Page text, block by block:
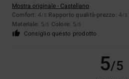
Mostra originale - Castellano
Comfort: 4/5 Rapporto qualità-prezzo: 4/5
Materiale: 5/5 Colore: 5/5
Consiglio questo prodotto
5/5